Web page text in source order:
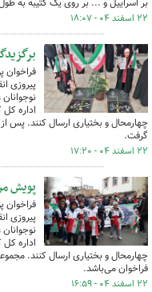
۲۲ اسفند ۰۴ - ۱۸:۰۷
اداره
چهارمحال و بختیاری ارسال کنند. پس از
گرفت.
۲۲ اسفند ۰۴ - ۱۷:۲۰
پویش
اداره
چهارمحال و بختیاری ارسال کنند.
فراخوان می‌باشد.
۲۲ اسفند ۰۴ - ۱۶:۵۹